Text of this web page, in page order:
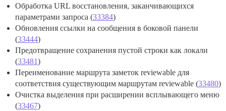
Обработка URL восстановления, заканчивающихся
параметрами запроса (33384)
Обновления ссылки на сообщения в боковой панели
(33444)
Предотвращение сохранения пустой строки как локали
(33481)
Переименование маршрута заметок reviewable для
соответствия существующим маршрутам reviewable (33480)
Очистка выделения при расширении всплывающего меню
(33467)